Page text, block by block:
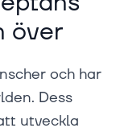
över
och har
Dess
utveckla